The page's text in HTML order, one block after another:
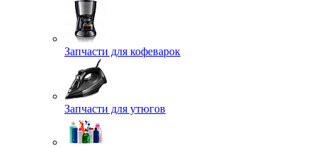
Запчасти для кофеварок
Запчасти для утюгов